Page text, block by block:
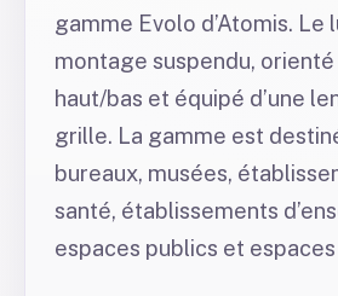
gamme Evolo d’Atomis. Le
montage suspendu, orienté
haut/bas et équipé d’une
grille. La gamme est
bureaux, musées,
santé, établissements
espaces publics et